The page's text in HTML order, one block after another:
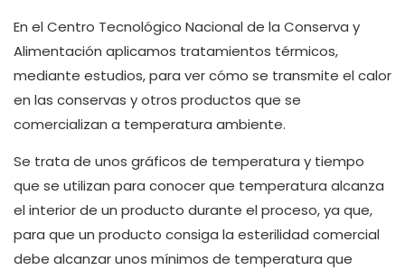
En el Centro Tecnológico Nacional de la Conserva y
Alimentación aplicamos tratamientos térmicos,
mediante estudios, para ver cómo se transmite el calor
en las conservas y otros productos que se
comercializan a temperatura ambiente.
Se trata de unos gráficos de temperatura y tiempo
que se utilizan para conocer que temperatura alcanza
el interior de un producto durante el proceso, ya que,
para que un producto consiga la esterilidad comercial
debe alcanzar unos mínimos de temperatura que